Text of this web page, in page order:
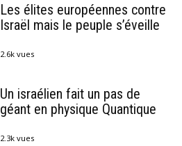
Les élites européennes contre
Israël mais le peuple s’éveille
2.6k vues
Un israélien fait un pas de
géant en physique Quantique
2.3k vues